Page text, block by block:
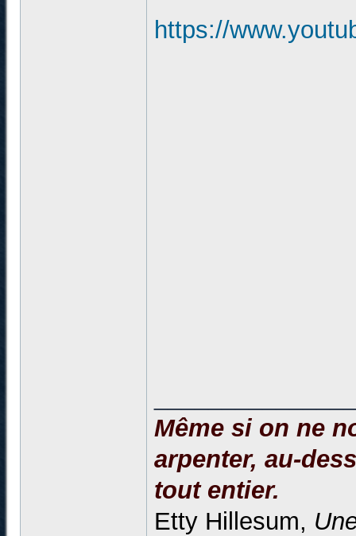
https://
Même si on ne
arpenter, au-
tout entier.
Etty Hillesum,